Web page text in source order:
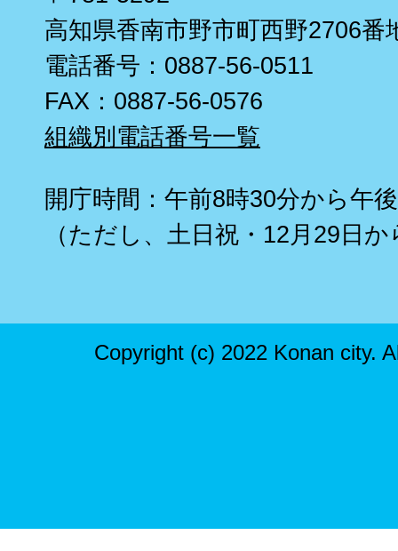
高知県香南市野市町西野2706番
電話番号：0887-56-0511
FAX：0887-56-0576
組織別電話番号一覧
開庁時間：午前8時30分から午
（ただし、土日祝・12月29日
Copyright (c) 2022 Konan city.